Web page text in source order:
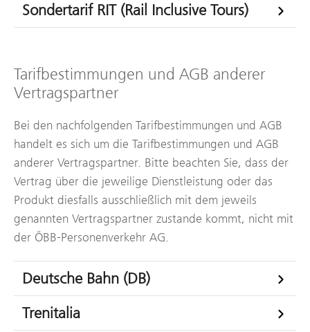
Sondertarif RIT (Rail Inclusive Tours)
Tarifbestimmungen und AGB anderer
Vertragspartner
Bei den nachfolgenden Tarifbestimmungen und AGB
handelt es sich um die Tarifbestimmungen und AGB
anderer Vertragspartner. Bitte beachten Sie, dass der
Vertrag über die jeweilige Dienstleistung oder das
Produkt diesfalls ausschließlich mit dem jeweils
genannten Vertragspartner zustande kommt, nicht mit
der ÖBB-Personenverkehr AG.
Deutsche Bahn (DB)
Trenitalia